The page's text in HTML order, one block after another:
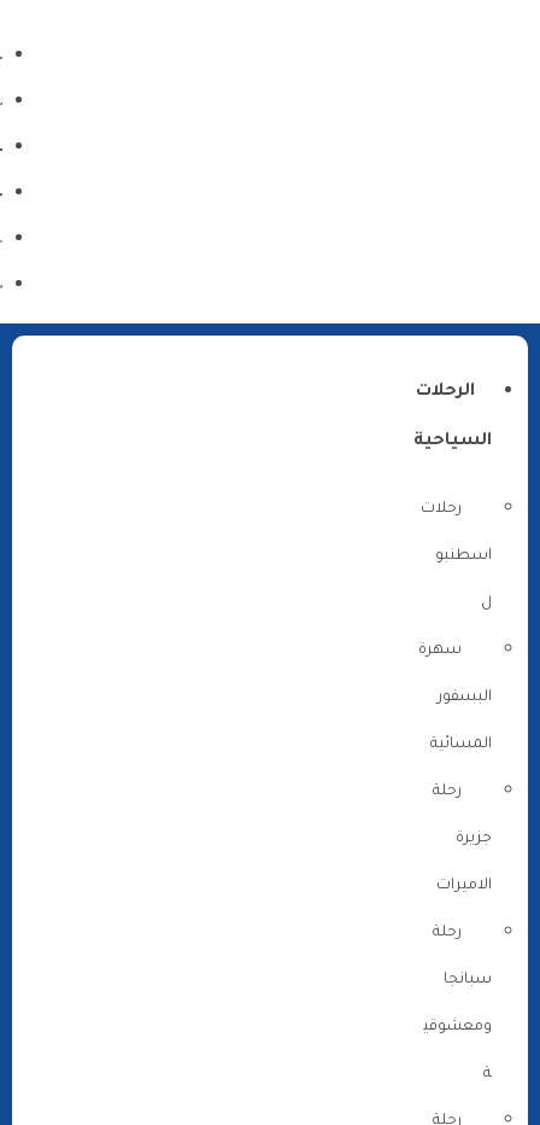
الرحلات
السياحية
رحلات
اسطنبو
ل
سهرة
البسفور
المسائية
رحلة
جزيرة
الاميرات
رحلة
سبانجا
ومعشوقي
ة
رحلة